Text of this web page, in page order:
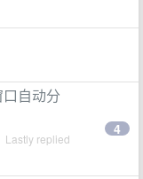
自动分
Lastly replied
4